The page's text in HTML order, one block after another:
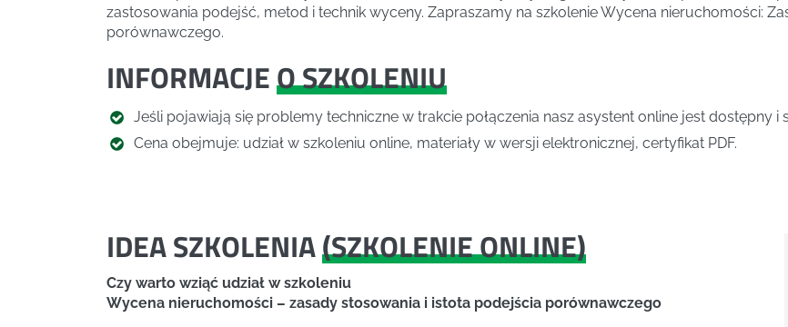
zastosowania podejść, metod i technik wyceny. Zapraszamy na szkolenie Wycena nieruchomości:
porównawczego.
INFORMACJEO SZKOLENIU
Jeśli pojawiają się problemy techniczne w trakcie połączenia nasz asystent online jest dostępny i
Cena obejmuje: udział w szkoleniu online, materiały w wersji elektronicznej, certyfikat PDF.
IDEA SZKOLENIA(SZKOLENIE ONLINE)
Czy warto wziąć udział w szkoleniu
Wycena nieruchomości – zasady stosowania i istota podejścia porównawczego